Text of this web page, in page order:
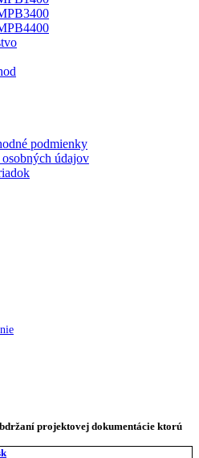
podmienky
údajov
projektovej dokumentácie ktorú